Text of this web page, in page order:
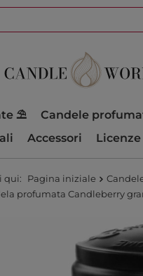
⛱️ Candele
Accessori Licenze
qui: Pagina iniziale
profumata Candleberry